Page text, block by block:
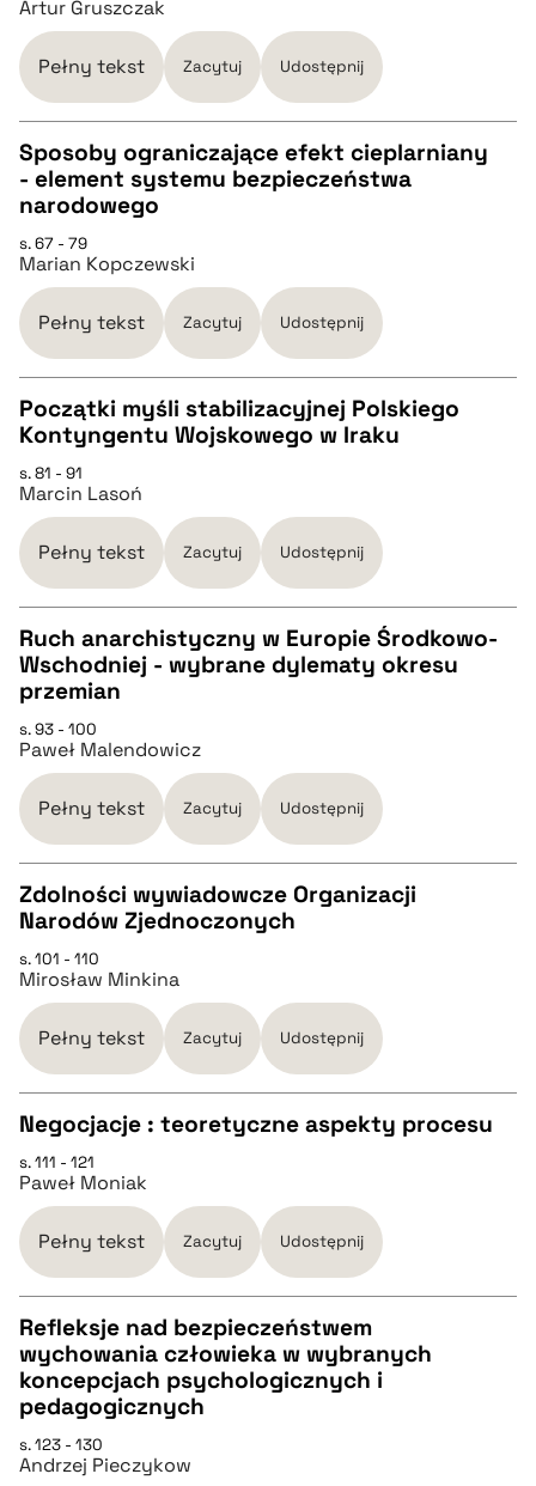
pobierz cytat
BIBTEX
pobierz cytat
Artur Gruszczak
Pełny tekst Zacytuj Udostępnij
CZYSTY TEKST
pobierz cytat
BIBTEX
pobierz cytat
Sposoby ograniczające efekt cieplarniany
- element systemu bezpieczeństwa
narodowego
s. 67 - 79
Marian Kopczewski
Pełny tekst Zacytuj Udostępnij
CZYSTY TEKST
pobierz cytat
BIBTEX
pobierz cytat
Początki myśli stabilizacyjnej Polskiego
Kontyngentu Wojskowego w Iraku
s. 81 - 91
Marcin Lasoń
Pełny tekst Zacytuj Udostępnij
CZYSTY TEKST
pobierz cytat
BIBTEX
pobierz cytat
Ruch anarchistyczny w Europie Środkowo-
Wschodniej - wybrane dylematy okresu
przemian
s. 93 - 100
Paweł Malendowicz
Pełny tekst Zacytuj Udostępnij
CZYSTY TEKST
pobierz cytat
BIBTEX
Zdolności wywiadowcze Organizacji
Narodów Zjednoczonych
s. 101 - 110
Mirosław Minkina
Pełny tekst Zacytuj Udostępnij
CZYSTY TEKST
pobierz cytat
BIBTEX
pobierz cytat
Negocjacje : teoretyczne aspekty procesu
s. 111 - 121
Paweł Moniak
Pełny tekst Zacytuj Udostępnij
CZYSTY TEKST
pobierz cytat
Refleksje nad bezpieczeństwem
wychowania człowieka w wybranych
koncepcjach psychologicznych i
pedagogicznych
s. 123 - 130
Andrzej Pieczykow